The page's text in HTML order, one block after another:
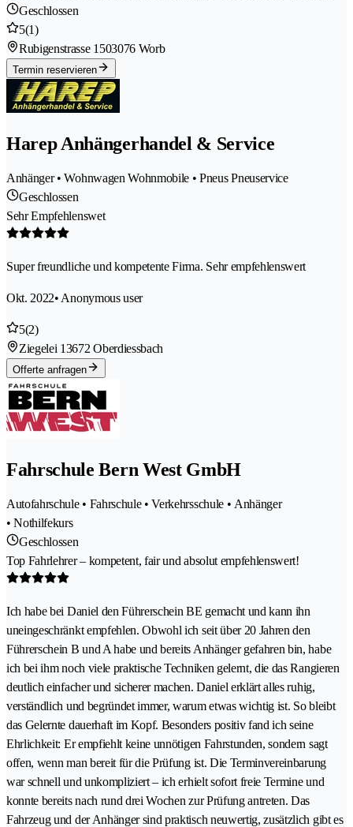
Geschlossen
5(1)
Rubigenstrasse 1503076 Worb
Termin reservieren
Harep Anhängerhandel & Service
Anhänger • Wohnwagen Wohnmobile • Pneus Pneuservice
Geschlossen
Sehr Empfehlenswet
Super freundliche und kompetente Firma. Sehr empfehlenswert
Okt. 2022• Anonymous user
5(2)
Ziegelei 13672 Oberdiessbach
Offerte anfragen
Fahrschule Bern West GmbH
Autofahrschule • Fahrschule • Verkehrsschule • Anhänger
• Nothilfekurs
Geschlossen
Top Fahrlehrer – kompetent, fair und absolut empfehlenswert!
Ich habe bei Daniel den Führerschein BE gemacht und kann ihn
uneingeschränkt empfehlen. Obwohl ich seit über 20 Jahren den
Führerschein B und A habe und bereits Anhänger gefahren bin, habe
ich bei ihm noch viele praktische Techniken gelernt, die das Rangieren
deutlich einfacher und sicherer machen. Daniel erklärt alles ruhig,
verständlich und begründet immer, warum etwas wichtig ist. So bleibt
das Gelernte dauerhaft im Kopf. Besonders positiv fand ich seine
Ehrlichkeit: Er empfiehlt keine unnötigen Fahrstunden, sondern sagt
offen, wenn man bereit für die Prüfung ist. Die Terminvereinbarung
war schnell und unkompliziert – ich erhielt sofort freie Termine und
konnte bereits nach rund drei Wochen zur Prüfung antreten. Das
Fahrzeug und der Anhänger sind praktisch neuwertig, zusätzlich gibt es